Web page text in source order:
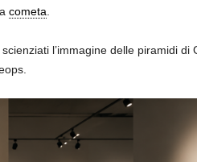
cometa
l’immagine delle piramidi di